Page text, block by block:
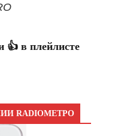
👍 в плейлисте
RADIOМЕТРО